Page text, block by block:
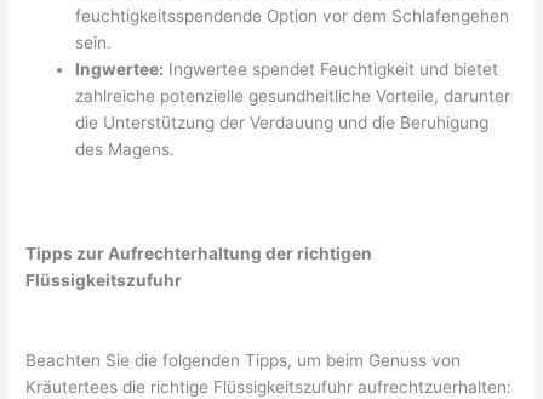
feuchtigkeitsspendende Option vor dem Schlafengehen
sein.
Ingwertee: Ingwertee spendet Feuchtigkeit und bietet
zahlreiche potenzielle gesundheitliche Vorteile, darunter
die Unterstützung der Verdauung und die Beruhigung
des Magens.
Tipps zur Aufrechterhaltung der richtigen
Flüssigkeitszufuhr
Beachten Sie die folgenden Tipps, um beim Genuss von
Kräutertees die richtige Flüssigkeitszufuhr aufrechtzuerhalten: